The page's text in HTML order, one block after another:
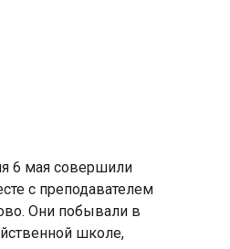
6 мая совершили
с преподавателем
Они побывали в
школе,